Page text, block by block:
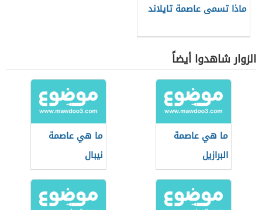
ماذا تسمى عاصمة تايلاند
الزوار شاهدوا أيضاً
ما هي عاصمة
البرازيل
ما هي عاصمة
نيبال